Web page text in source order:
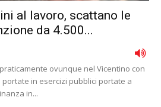
al lavoro, scattano le
da 4.500...
ovunque nel Vicentino con
in esercizi pubblici portate a
in...